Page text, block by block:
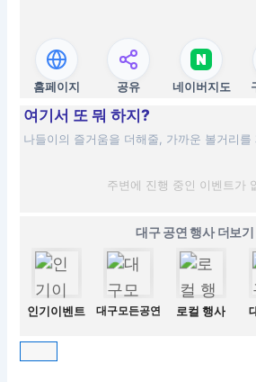
홈페이지 공유 네이버지도
여기서 또 뭐 하지?
나들이의 즐거움을 더해줄, 가까운 볼거리를
주변에 진행 중인 이벤트가
대구 공연 행사 더보기
인기이벤트 대구모든공연 로컬 행사